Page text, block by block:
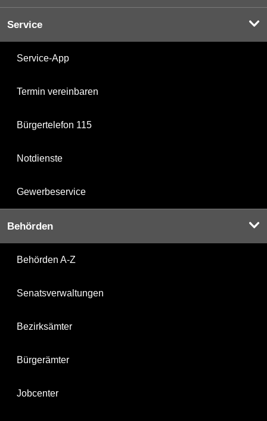
Service
Service-App
Termin vereinbaren
Bürgertelefon 115
Notdienste
Gewerbeservice
Behörden
Behörden A-Z
Senatsverwaltungen
Bezirksämter
Bürgerämter
Jobcenter